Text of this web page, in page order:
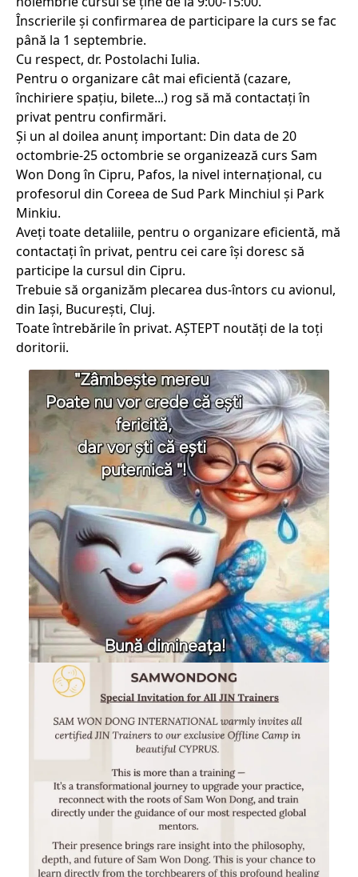
Înscrierile și confirmarea de participare la curs se fac
până la 1 septembrie.
Cu respect, dr. Postolachi Iulia.
Pentru o organizare cât mai eficientă (cazare,
închiriere spațiu, bilete...) rog să mă contactați în
privat pentru confirmări.
Și un al doilea anunț important: Din data de 20
octombrie-25 octombrie se organizează curs Sam
Won Dong în Cipru, Pafos, la nivel internațional, cu
profesorul din Coreea de Sud Park Minchiul și Park
Minkiu.
Aveți toate detaliile, pentru o organizare eficientă, mă
contactați în privat, pentru cei care își doresc să
participe la cursul din Cipru.
Trebuie să organizăm plecarea dus-întors cu avionul,
din Iași, București, Cluj.
Toate întrebările în privat. AȘTEPT noutăți de la toți
doritorii.